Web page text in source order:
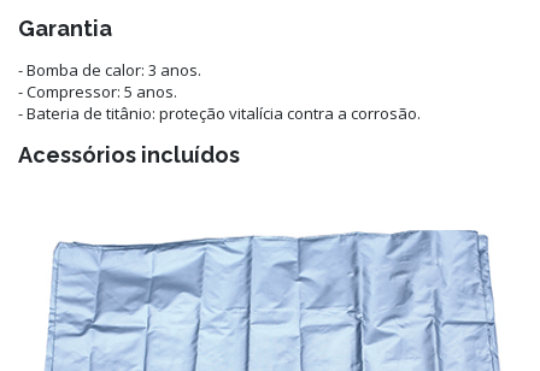
Garantia
- Bomba de calor: 3 anos.
- Compressor: 5 anos.
- Bateria de titânio: proteção vitalícia contra a corrosão.
Acessórios incluídos